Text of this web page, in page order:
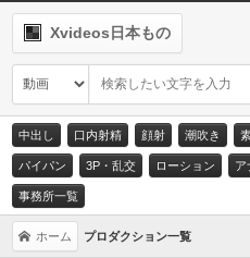
Xvideos日本もの
中出し 口内射精 顔射 潮吹き
パイパン 3P・乱交 ローション ア
事務所一覧
ホーム プロダクション一覧